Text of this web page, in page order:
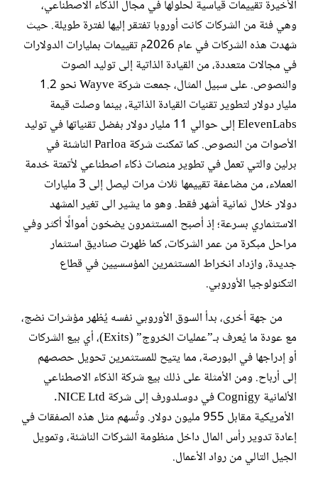
الأخيرة تقييمات قياسية لحلولها في مجال الذكاء الاصطناعي،
وهي فئة من الشركات كانت أوروبا تفتقر إليها لفترة طويلة. حيث
شهدت هذه الشركات في عام 2026م تقييمات بمليارات الدولارات
في مجالات متعددة، من القيادة الذاتية إلى توليد الصوت
والنصوص. على سبيل المثال، جمعت شركة Wayve نحو 1.2
مليار دولار لتطوير تقنيات القيادة الذاتية، بينما وصلت قيمة
ElevenLabs إلى حوالي 11 مليار دولار بفضل تقنياتها في توليد
الأصوات من النصوص. كما تمكنت شركة Parloa الناشئة في
برلين والتي تعمل في تطوير منصات ذكاء اصطناعي لأتمتة خدمة
العملاء، من مضاعفة تقييمها ثلاث مرات ليصل إلى 3 مليارات
دولار خلال ثمانية أشهر فقط. وهو ما يشير الى تغير المشهد
الاستثماري بسرعة؛ إذ أصبح المستثمرون يضخون أموالًا أكثر وفي
مراحل مبكرة من عمر الشركات، كما ظهرت صناديق استثمار
جديدة، وازداد انخراط المستثمرين المؤسسيين في قطاع
التكنولوجيا الأوروبي.
من جهة أخرى، بدأ السوق الأوروبي نفسه يُظهر مؤشرات نضج،
مع عودة ما يُعرف بـ”عمليات الخروج” (Exits)، أي بيع الشركات
أو إدراجها في البورصة، مما يتيح للمستثمرين تحويل حصصهم
إلى أرباح. ومن الأمثلة على ذلك بيع شركة الذكاء الاصطناعي
الألمانية Cognigy في دوسلدورف إلى شركة NICE Ltd.
الأمريكية مقابل 955 مليون دولار. وتُسهم مثل هذه الصفقات في
إعادة تدوير رأس المال داخل منظومة الشركات الناشئة، وتمويل
الجيل التالي من رواد الأعمال.